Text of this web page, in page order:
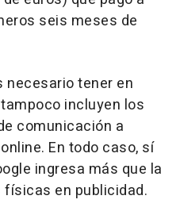
seis meses de
necesario tener en
incluyen los
comunicación a
En todo caso, sí
ingresa más que la
en publicidad.